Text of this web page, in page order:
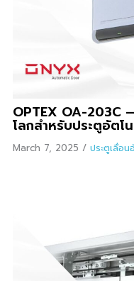
OPTEX OA-203C
โลกสำหรับประตูอัตโ
March 7, 2025 / ประตูเลื่อ